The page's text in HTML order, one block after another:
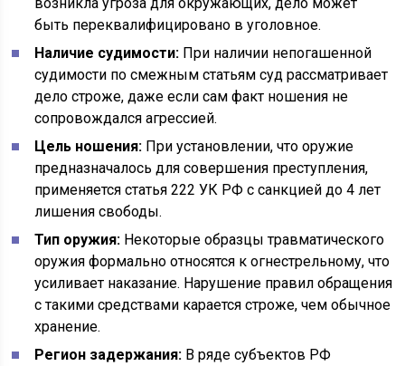
быть переквалифицировано в уголовное.
Наличие судимости: При наличии непогашенной
судимости по смежным статьям суд рассматривает
дело строже, даже если сам факт ношения не
сопровождался агрессией.
Цель ношения: При установлении, что оружие
предназначалось для совершения преступления,
применяется статья 222 УК РФ с санкцией до 4 лет
лишения свободы.
Тип оружия: Некоторые образцы травматического
оружия формально относятся к огнестрельному, что
усиливает наказание. Нарушение правил обращения
с такими средствами карается строже, чем обычное
хранение.
Регион задержания: В ряде субъектов РФ